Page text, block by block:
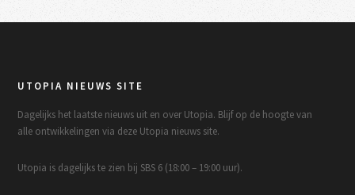
UTOPIA NIEUWS SITE
Dagelijks het laatste nieuws uit en over Utopia. Blijf op de hoogte van
alle ontwikkelingen via deze Utopia nieuws site.
Utopia is dagelijks te zien bij SBS 6 (18:00 – 19:00 uur).